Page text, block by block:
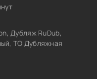
Дубляж RuDub,
ТО Дубляжная